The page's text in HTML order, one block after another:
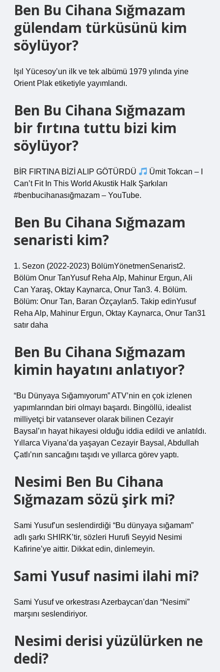
Ben Bu Cihana Sığmazam
gülendam türküsünü kim
söylüyor?
Işıl Yücesoy’un ilk ve tek albümü 1979 yılında yine
Orient Plak etiketiyle yayımlandı.
Ben Bu Cihana Sığmazam
bir fırtına tuttu bizi kim
söylüyor?
BİR FIRTINA BİZİ ALIP GÖTÜRDÜ
Ümit Tokcan – I
Can’t Fit In This World Akustik Halk Şarkıları
#benbucihanasığmazam – YouTube.
Ben Bu Cihana Sığmazam
senaristi kim?
1. Sezon (2022-2023) BölümYönetmenSenarist2.
Bölüm Onur TanYusuf Reha Alp, Mahinur Ergun, Ali
Can Yaraş, Oktay Kaynarca, Onur Tan3. 4. Bölüm.
Bölüm: Onur Tan, Baran Özçaylan5. Takip edinYusuf
Reha Alp, Mahinur Ergun, Oktay Kaynarca, Onur Tan31
satır daha
Ben Bu Cihana Sığmazam
kimin hayatını anlatıyor?
“Bu Dünyaya Sığamıyorum” ATV’nin en çok izlenen
yapımlarından biri olmayı başardı. Bingöllü, idealist
milliyetçi bir vatansever olarak bilinen Cezayir
Baysal’ın hayat hikayesi olduğu iddia edildi ve anlatıldı.
Yıllarca Viyana’da yaşayan Cezayir Baysal, Abdullah
Çatlı’nın sancağını taşıdı ve yıllarca görev yaptı.
Nesimi Ben Bu Cihana
Sığmazam sözü şirk mi?
Sami Yusuf’un seslendirdiği “Bu dünyaya sığamam”
adlı şarkı SHIRK’tir, sözleri Hurufi Seyyid Nesimi
Kafirine’ye aittir. Dikkat edin, dinlemeyin.
Sami Yusuf nasimi ilahi mi?
Sami Yusuf ve orkestrası Azerbaycan’dan “Nesimi”
marşını seslendiriyor.
Nesimi derisi yüzülürken ne
dedi?